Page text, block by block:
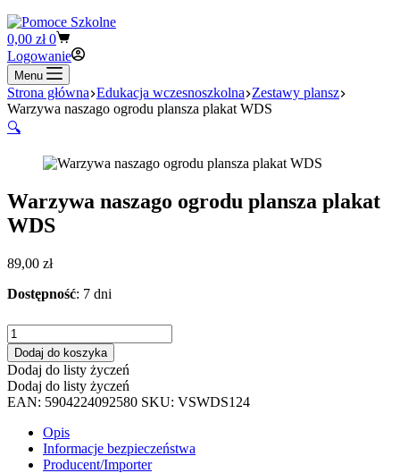
Koszyk
0,00 zł 0
Logowanie
Menu
Strona główna Edukacja wczesnoszkolna Zestawy plansz
Warzywa naszago ogrodu plansza plakat WDS
🔍
Warzywa naszago ogrodu plansza plakat
WDS
89,00 zł
Dostępność: 7 dni
ilość
Warzywa
naszago
ogrodu
plansza
plakat
WDS
Dodaj do koszyka
Dodaj do listy życzeń
Dodaj do listy życzeń
EAN: 5904224092580 SKU: VSWDS124
Opis
Informacje bezpieczeństwa
Producent/Importer